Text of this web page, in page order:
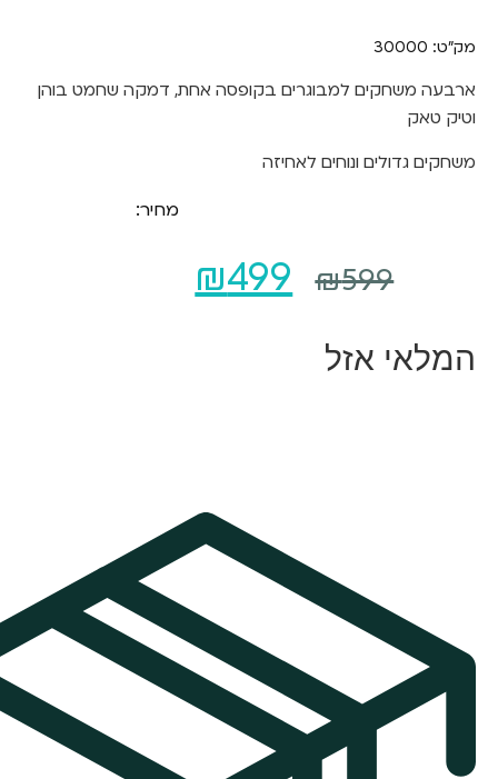
מק"ט: 30000
ארבעה משחקים למבוגרים בקופסה אחת, דמקה שחמט בוהן
וטיק טאק
משחקים גדולים ונוחים לאחיזה
מחיר:
₪599
המחיר
₪499
המלאי אזל